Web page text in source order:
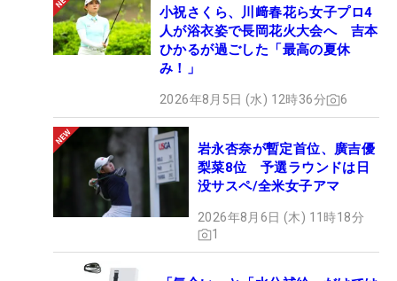
小祝さくら、川﨑春花ら女子プロ4
人が浴衣姿で長岡花火大会へ 吉本
ひかるが過ごした「最高の夏休
み！」
2026年8月5日 (水) 12時36分 6
岩永杏奈が暫定首位、廣吉優
梨菜8位 予選ラウンドは日
没サスペ/全米女子アマ
2026年8月6日 (木) 11時18分
1